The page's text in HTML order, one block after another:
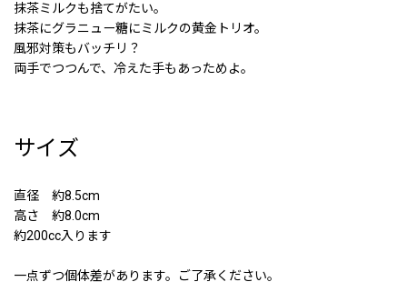
抹茶ミルクも捨てがたい。
抹茶にグラニュー糖にミルクの黄金トリオ。
風邪対策もバッチリ？
両手でつつんで、冷えた手もあっためよ。
サイズ
直径 約8.5cm
高さ 約8.0cm
約200cc入ります
一点ずつ個体差があります。ご了承ください。